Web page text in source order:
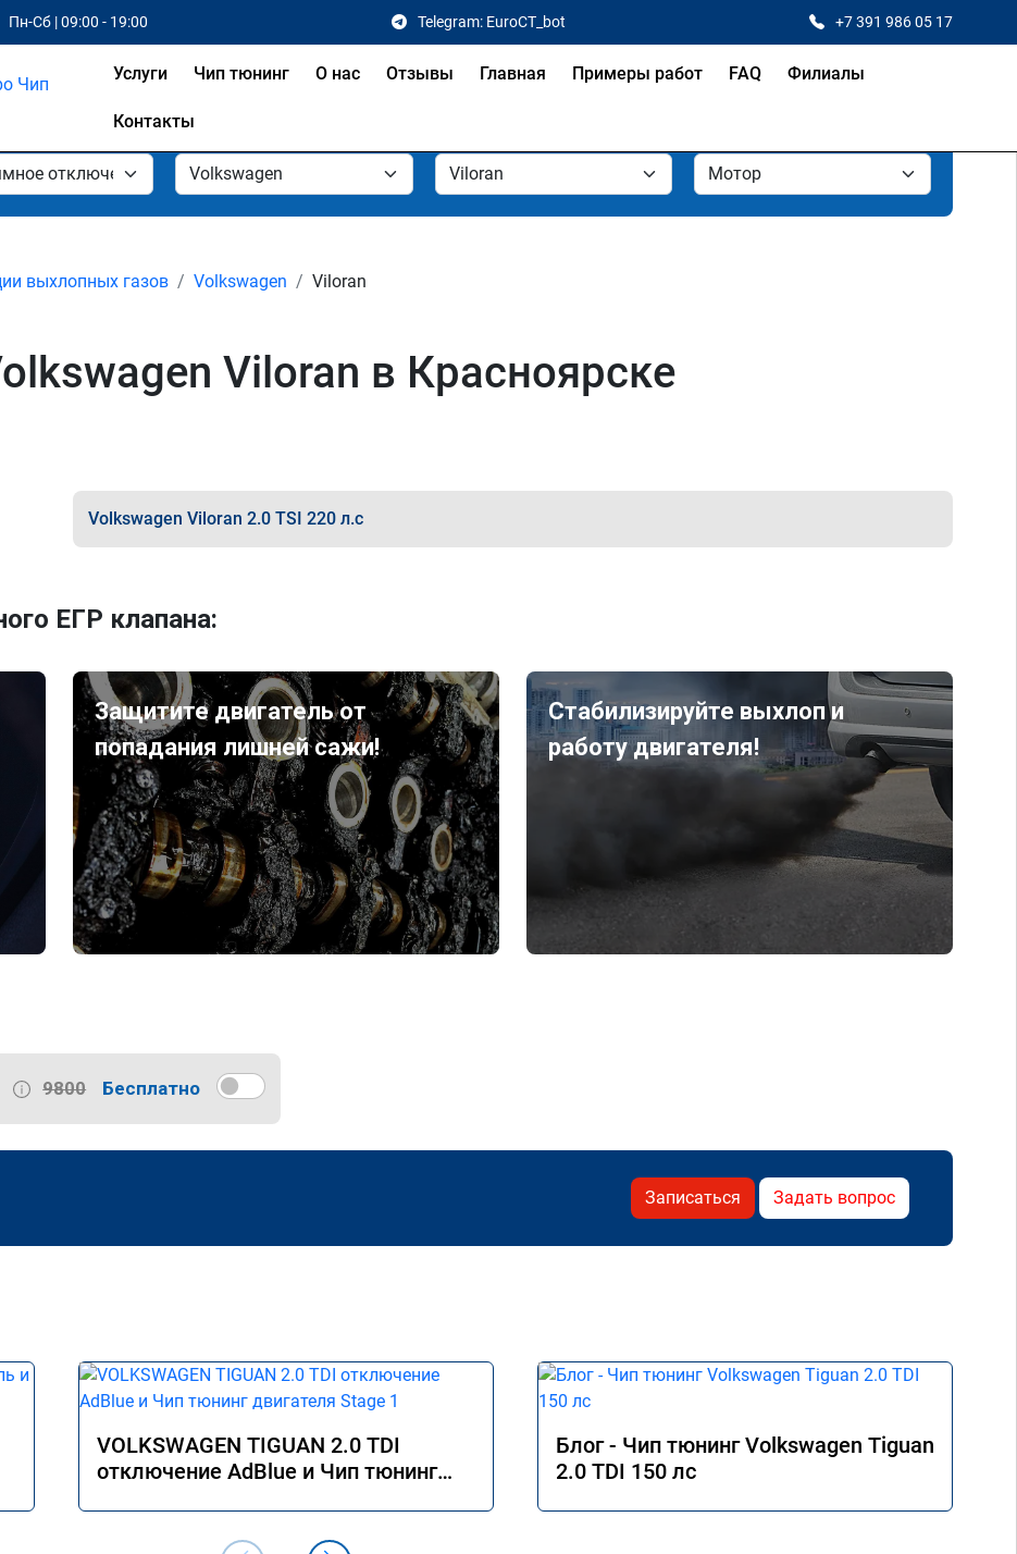
Пн-Сб | 09:00 - 19:00 Telegram: EuroCT_bot +7 391 986 05 17
Услуги Чип тюнинг О нас Отзывы Главная Примеры работ FAQ Филиалы
Контакты
выхлопных газов Volkswagen Viloran
Viloran в Красноярске
Volkswagen Viloran 2.0 TSI 220 л.с
ЕГР клапана:
Защитите двигатель от
попадания лишней сажи!
Стабилизируйте выхлоп и
работу двигателя!
9800 Бесплатно
Записаться Задать вопрос
VOLKSWAGEN TIGUAN 2.0 TDI
отключение AdBlue и Чип тюнинг
Блог - Чип тюнинг Volkswagen Tiguan
2.0 TDI 150 лс